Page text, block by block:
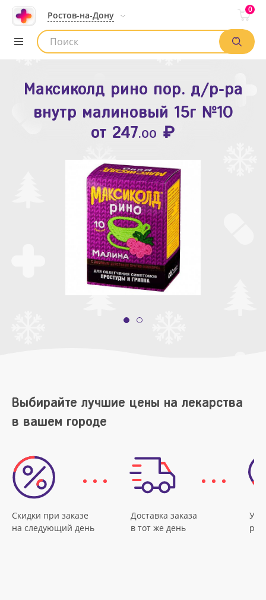
Ростов-на-Дону
0
Список аптек
Максиколд рино пор. д/р-ра
внутр малиновый 15г №10
от 247.00 ₽
Зодак таб. п.п.о. 10мг №10
от109.80 ₽
Выбирайте лучшие цены на лекарства
в вашем городе
Скидки при заказе
на следующий день
Доставка заказа
в тот же день